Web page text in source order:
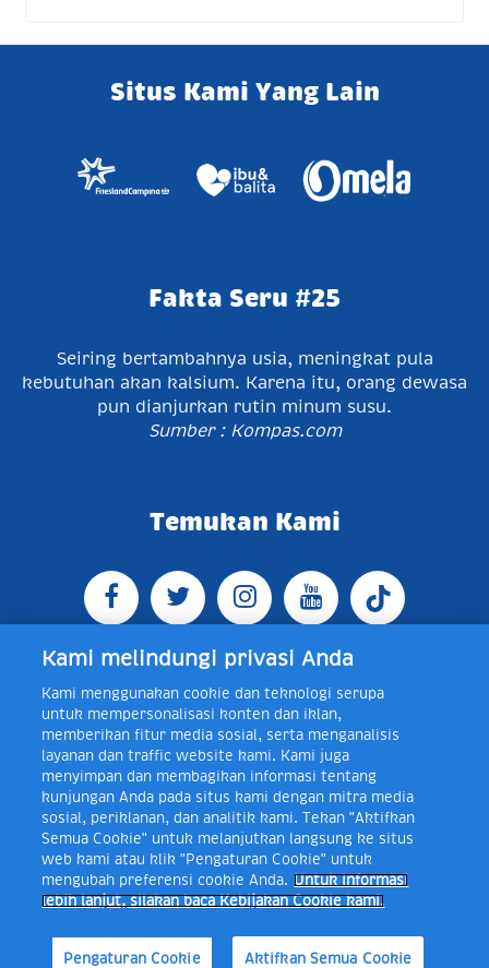
Situs Kami Yang Lain
Fakta Seru #25
Seiring bertambahnya usia, meningkat pula
kebutuhan akan kalsium. Karena itu, orang dewasa
pun dianjurkan rutin minum susu.
Sumber : Kompas.com
Temukan Kami
Jl. Raya Bogor KM 5, Pasar Rebo, Jakarta Timur,
Indonesia 13760
Telp +62 21 8410945 | PO BOX
4074 Jakarta 13760 Indonesia
Toll Free Layanan Peduli Frisian Flag 0-80018-21-406;
Senin - Jumat, 08:00 - 16:30 WIB, E-mail:
layanan.peduli@frieslandcampina.com
Frisian Flag Indonesia is a subsidiary of Royal FrieslandCampina N.V.
Copyright © 2017. All rights reserved.
Kebijakan Privasi
Kami melindungi privasi Anda
Kami menggunakan cookie dan teknologi serupa
untuk mempersonalisasi konten dan iklan,
memberikan fitur media sosial, serta menganalisis
layanan dan traffic website kami. Kami juga
menyimpan dan membagikan informasi tentang
kunjungan Anda pada situs kami dengan mitra media
sosial, periklanan, dan analitik kami. Tekan "Aktifkan
Semua Cookie" untuk melanjutkan langsung ke situs
web kami atau klik "Pengaturan Cookie" untuk
mengubah preferensi cookie Anda.
Untuk informasi
lebih lanjut, silakan baca Kebijakan Cookie kami.
Pengaturan Cookie Aktifkan Semua Cookie